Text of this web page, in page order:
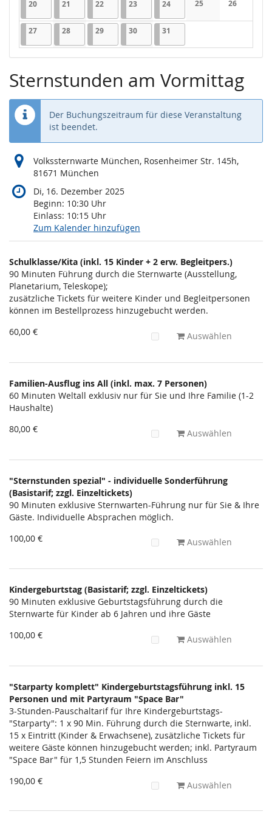
2020.07.2026
1 Veranstaltung
21 21.07.2026
1 Veranstaltung
2222.07.2026
1 Veranstaltung
2323.07.2026
1 Veranstaltung
2424.07.2026
1 Veranstaltung
25
Keine
26
Keine
2727.07.2026
1 Veranstaltung
2828.07.2026
1 Veranstaltung
2929.07.2026
1 Veranstaltung
3030.07.2026
1 Veranstaltung
31
Sternstunden am Vormittag
Der Buchungszeitraum für diese Veranstaltung
ist beendet.
Volkssternwarte München, Rosenheimer Str. 145h,
81671 München
Di, 16. Dezember 2025
Beginn: 10:30 Uhr
Einlass: 10:15 Uhr
Zum Kalender hinzufügen
Produkte
Unkategorisierte
Produkte
Schulklasse/Kita (inkl. 15 Kinder + 2 erw. Begleitpers.)
90 Minuten Führung durch die Sternwarte (Ausstellung,
Planetarium, Teleskope);
zusätzliche Tickets für weitere Kinder und Begleitpersonen
können im Bestellprozess hinzugebucht werden.
60,00 €
Auswählen
Familien-Ausflug ins All (inkl. max. 7 Personen)
60 Minuten Weltall exklusiv nur für Sie und Ihre Familie (1-2
Haushalte)
80,00 €
Auswählen
"Sternstunden spezial" - individuelle Sonderführung
(Basistarif; zzgl. Einzeltickets)
90 Minuten exklusive Sternwarten-Führung nur für Sie & Ihre
Gäste. Individuelle Absprachen möglich.
100,00 €
Auswählen
Kindergeburtstag (Basistarif; zzgl. Einzeltickets)
90 Minuten exklusive Geburtstagsführung durch die
Sternwarte für Kinder ab 6 Jahren und ihre Gäste
100,00 €
Auswählen
"Starparty komplett" Kindergeburtstagsführung inkl. 15
Personen und mit Partyraum "Space Bar"
3-Stunden-Pauschaltarif für Ihre Kindergeburtstags-
"Starparty": 1 x 90 Min. Führung durch die Sternwarte, inkl.
15 x Eintritt (Kinder & Erwachsene), zusätzliche Tickets für
weitere Gäste können hinzugebucht werden; inkl. Partyraum
"Space Bar" für 1,5 Stunden Feiern im Anschluss
190,00 €
Auswählen